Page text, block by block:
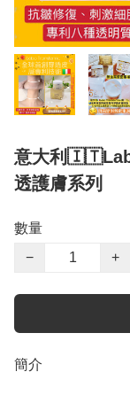
意大利
透護膚系列
數量
−
+
簡介